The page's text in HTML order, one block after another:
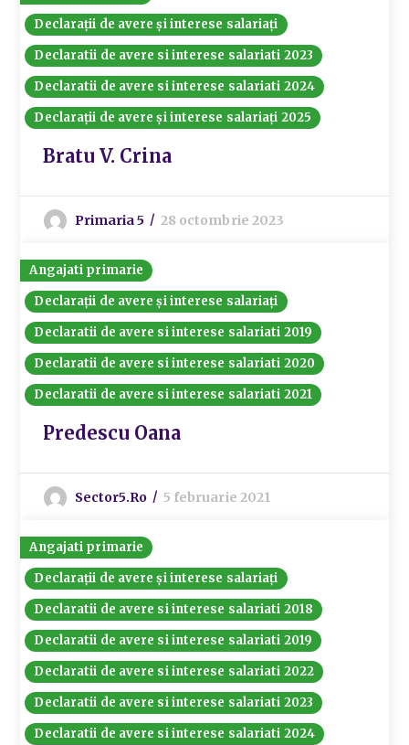
Declarații de avere și interese salariați
Declaratii de avere si interese salariati 2023
Declaratii de avere si interese salariati 2024
Declarații de avere și interese salariați 2025
Bratu V. Crina
Primaria 5 28 octombrie 2023
Angajati primarie
Declarații de avere și interese salariați
Declaratii de avere si interese salariati 2019
Declaratii de avere si interese salariati 2020
Declaratii de avere si interese salariati 2021
Predescu Oana
Sector5.ro 5 februarie 2021
Angajati primarie
Declarații de avere și interese salariați
Declaratii de avere si interese salariati 2018
Declaratii de avere si interese salariati 2019
Declaratii de avere si interese salariati 2022
Declaratii de avere si interese salariati 2023
Declaratii de avere si interese salariati 2024